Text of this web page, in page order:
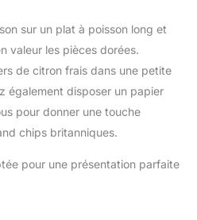
résistantes au lave-
vaisselle pour un
nettoyage sans effort.
RESULTAT PARFAIT :
friteuse électrique semi-
professionnelle avec
élément chauffant
résultats rapides et
sur un plat à poisson long et
valeur les pièces dorées.
de citron frais dans une petite
également disposer un papier
pour donner une touche
chips britanniques.
pour une présentation parfaite